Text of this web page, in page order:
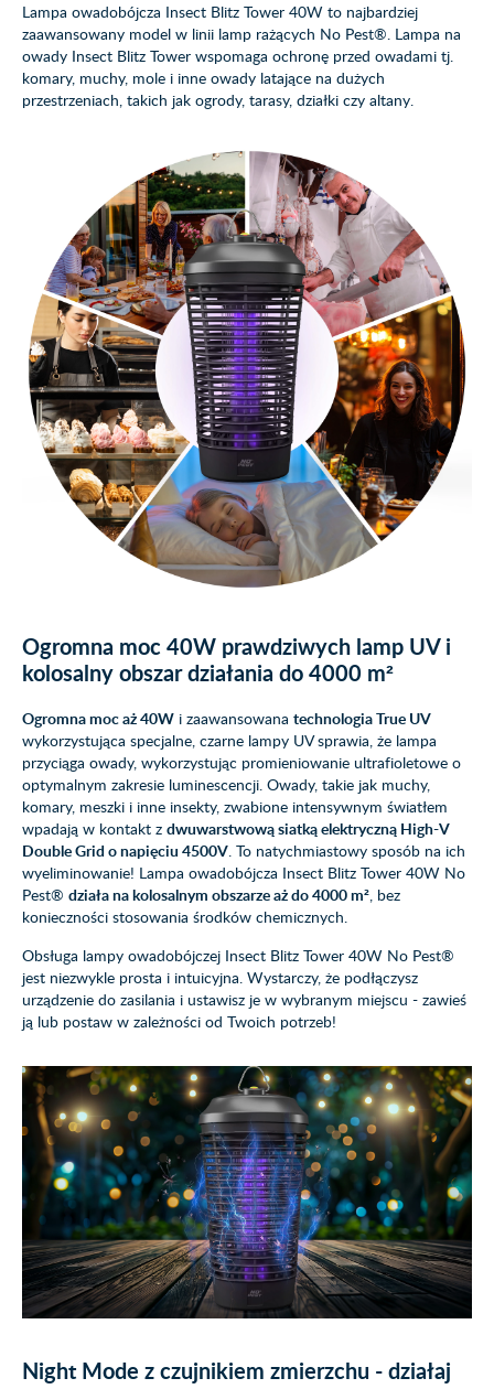
Lampa owadobójcza Insect Blitz Tower 40W to najbardziej
zaawansowany model w linii lamp rażących No Pest®. Lampa na
owady Insect Blitz Tower wspomaga ochronę przed owadami tj.
komary, muchy, mole i inne owady latające na dużych
przestrzeniach, takich jak ogrody, tarasy, działki czy altany.
Ogromna moc 40W prawdziwych lamp UV i
kolosalny obszar działania do 4000 m²
Ogromna moc aż 40W i zaawansowana technologia True UV
wykorzystująca specjalne, czarne lampy UV sprawia, że lampa
przyciąga owady, wykorzystując promieniowanie ultrafioletowe o
optymalnym zakresie luminescencji. Owady, takie jak muchy,
komary, meszki i inne insekty, zwabione intensywnym światłem
wpadają w kontakt z dwuwarstwową siatką elektryczną High-V
Double Grid o napięciu 4500V. To natychmiastowy sposób na ich
wyeliminowanie! Lampa owadobójcza Insect Blitz Tower 40W No
Pest® działa na kolosalnym obszarze aż do 4000 m², bez
konieczności stosowania środków chemicznych.
Obsługa lampy owadobójczej Insect Blitz Tower 40W No Pest®
jest niezwykle prosta i intuicyjna. Wystarczy, że podłączysz
urządzenie do zasilania i ustawisz je w wybranym miejscu - zawieś
ją lub postaw w zależności od Twoich potrzeb!
Night Mode z czujnikiem zmierzchu - działaj